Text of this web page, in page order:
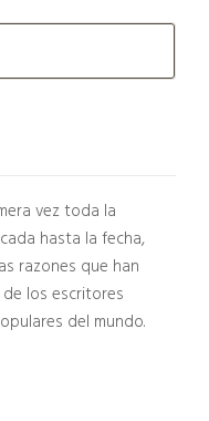
vez toda la
hasta la fecha,
razones que han
los escritores
del mundo.